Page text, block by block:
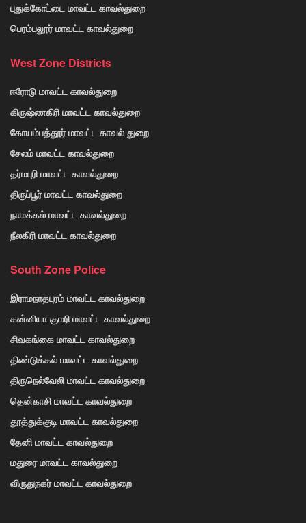
புதுக்கோட்டை மாவட்ட காவல்துறை
பெரம்பலூர் மாவட்ட காவல்துறை
West Zone Districts
ஈரோடு மாவட்ட காவல்துறை
கிருஷ்ணகிரி மாவட்ட காவல்துறை
கோயம்பத்தூர் மாவட்ட காவல் துறை
சேலம் மாவட்ட காவல்துறை
தர்மபுரி மாவட்ட காவல்துறை
திருப்பூர் மாவட்ட காவல்துறை
நாமக்கல் மாவட்ட காவல்துறை
நீலகிரி மாவட்ட காவல்துறை
South Zone Police
இராமநாதபுரம் மாவட்ட காவல்துறை
கன்னியா குமரி மாவட்ட காவல்துறை
சிவகங்கை மாவட்ட காவல்துறை
திண்டுக்கல் மாவட்ட காவல்துறை
திருநெல்வேலி மாவட்ட காவல்துறை
தென்காசி மாவட்ட காவல்துறை
தூத்துக்குடி மாவட்ட காவல்துறை
தேனி மாவட்ட காவல்துறை
மதுரை மாவட்ட காவல்துறை
விருதுநகர் மாவட்ட காவல்துறை